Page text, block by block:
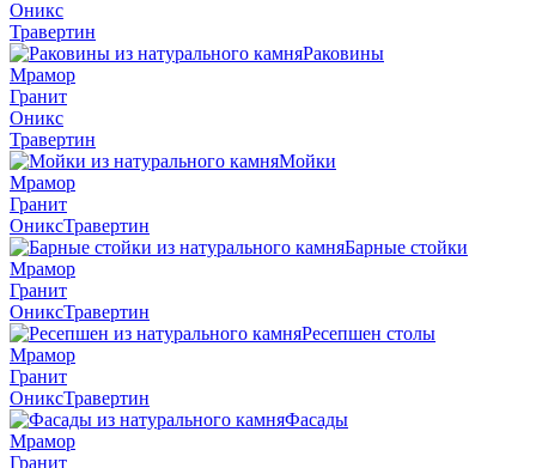
Оникс
Травертин
Раковины
Мрамор
Гранит
Оникс
Травертин
Мойки
Мрамор
Гранит
ОниксТравертин
Барные стойки
Мрамор
Гранит
ОниксТравертин
Ресепшен столы
Мрамор
Гранит
ОниксТравертин
Фасады
Мрамор
Гранит